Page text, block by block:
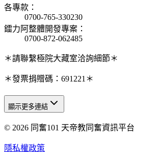
各專款 ：
0700-765-330230
鐳力阿整體開發專案 ：
0700-872-062485
＊請聯繫極院大藏室洽詢細節＊
＊發票捐贈碼：691221＊
天人研究總院
天人研究學院
顯示更多連結
© 2026 同奮101 天帝教同奮資訊平台
隱私權政策